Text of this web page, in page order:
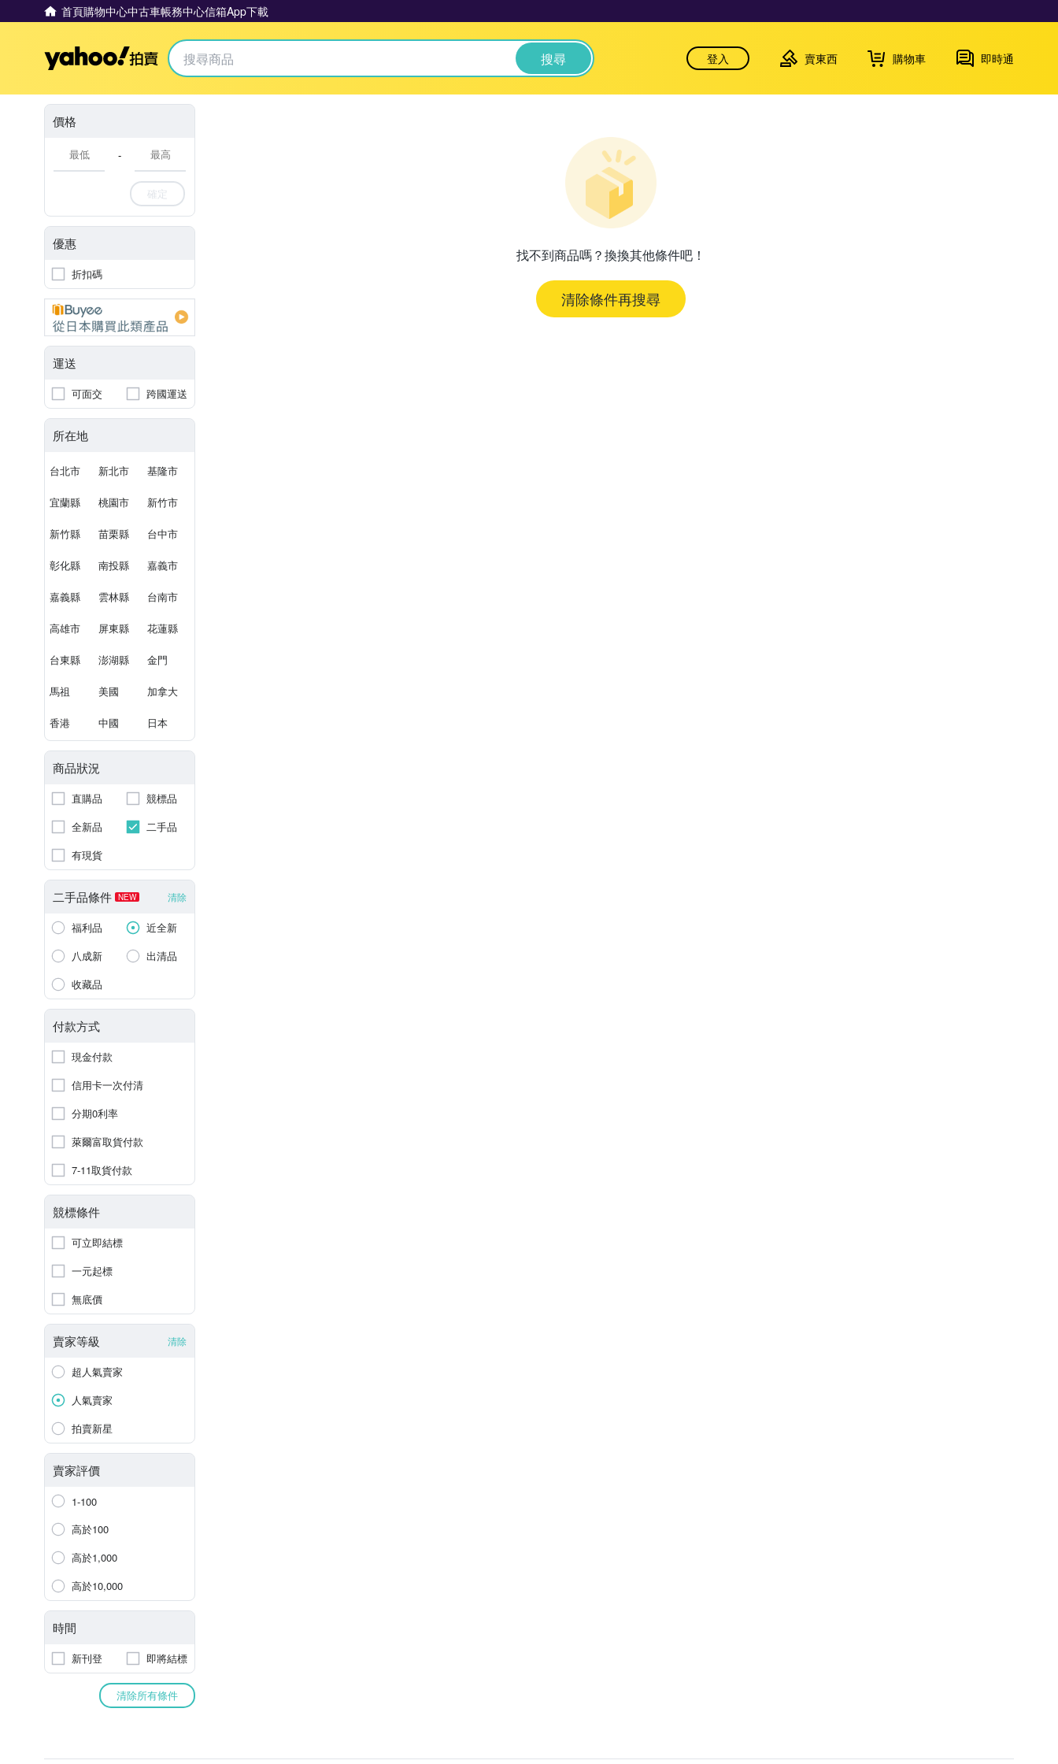
首頁購物中心中古車帳務中心信箱App下載
Yahoo拍賣 搜尋 登入 賣東西 購物車 即時通
價格
-
確定
優惠
折扣碼
運送
可面交 跨國運送
所在地
台北市 新北市 基隆市
宜蘭縣 桃園市 新竹市
新竹縣 苗栗縣 台中市
彰化縣 南投縣 嘉義市
嘉義縣 雲林縣 台南市
高雄市 屏東縣 花蓮縣
台東縣 澎湖縣 金門
馬祖 美國 加拿大
香港 中國 日本
商品狀況
直購品
競標品
全新品
二手品
有現貨
二手品條件 NEW 清除
福利品
近全新
八成新
出清品
收藏品
付款方式
現金付款
信用卡一次付清
分期0利率
萊爾富取貨付款
7-11取貨付款
競標條件
可立即結標
一元起標
無底價
賣家等級 清除
超人氣賣家
人氣賣家
拍賣新星
賣家評價
1-100
高於100
高於1,000
高於10,000
時間
新刊登 即將結標
清除所有條件
找不到商品嗎？換換其他條件吧！
清除條件再搜尋